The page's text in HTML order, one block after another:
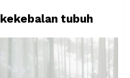
tubuh